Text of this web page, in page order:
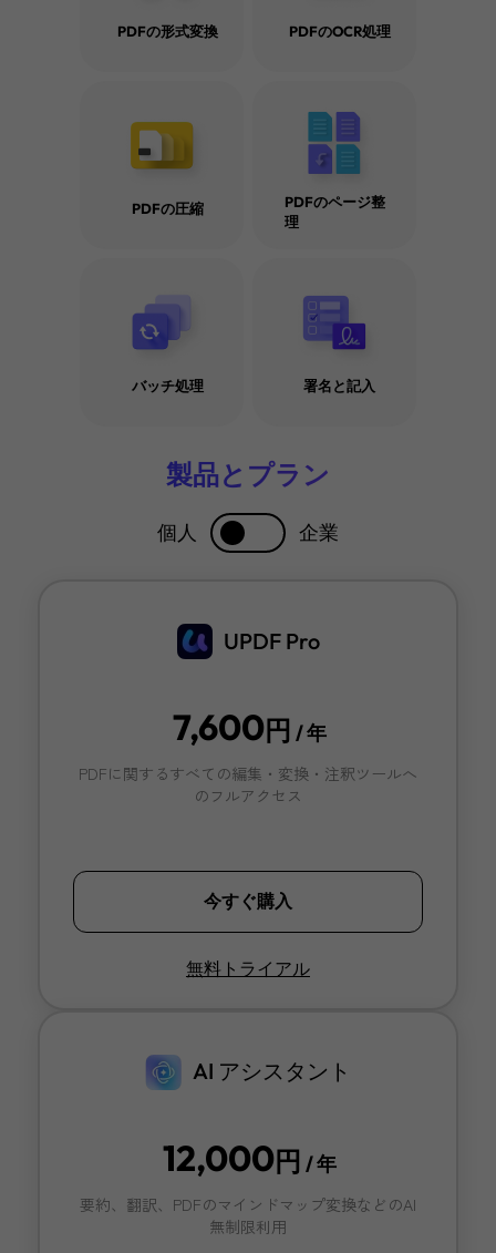
て読書を最適化する5
スに変換する方法
· WordをExcelに変換する：フォーマットを保持する4つ
· エクセルをテキストに変換する迅速で簡単な方法3選
· PDFをPNGに変換する2つの方法
· pdf画像をワードに変換する方法には？
· 書式を維持したままスキャンしたPDFをExcelに変換す
PDFの形式変換 PDFのOCR処理
PDFの圧縮
PDFのページ整
理
バッチ処理 署名と記入
製品とプラン
個人 企業
UPDF Pro
7,600円 / 年
PDFに関するすべての編集・変換・注釈ツールへ
のフルアクセス
今すぐ購入
無料トライアル
AI アシスタント
12,000円 / 年
要約、翻訳、PDFのマインドマップ変換などのAI
無制限利用